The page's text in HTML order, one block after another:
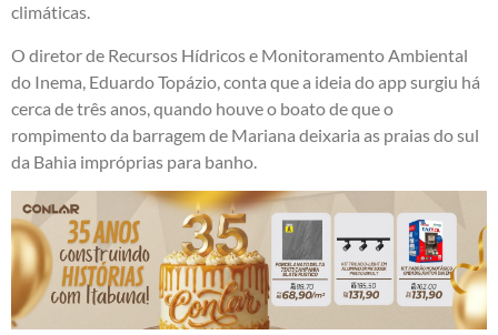
climáticas.
O diretor de Recursos Hídricos e Monitoramento Ambiental
do Inema, Eduardo Topázio, conta que a ideia do app surgiu há
cerca de três anos, quando houve o boato de que o
rompimento da barragem de Mariana deixaria as praias do sul
da Bahia impróprias para banho.